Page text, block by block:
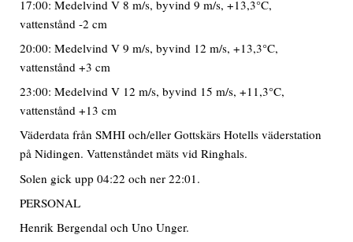
17:00: Medelvind V 8 m/s, byvind 9 m/s, +13,3°C,
vattenstånd -2 cm
20:00: Medelvind V 9 m/s, byvind 12 m/s, +13,3°C,
vattenstånd +3 cm
23:00: Medelvind V 12 m/s, byvind 15 m/s, +11,3°C,
vattenstånd +13 cm
Väderdata från SMHI och/eller Gottskärs Hotells väderstation
på Nidingen. Vattenståndet mäts vid Ringhals.
Solen gick upp 04:22 och ner 22:01.
PERSONAL
Henrik Bergendal och Uno Unger.